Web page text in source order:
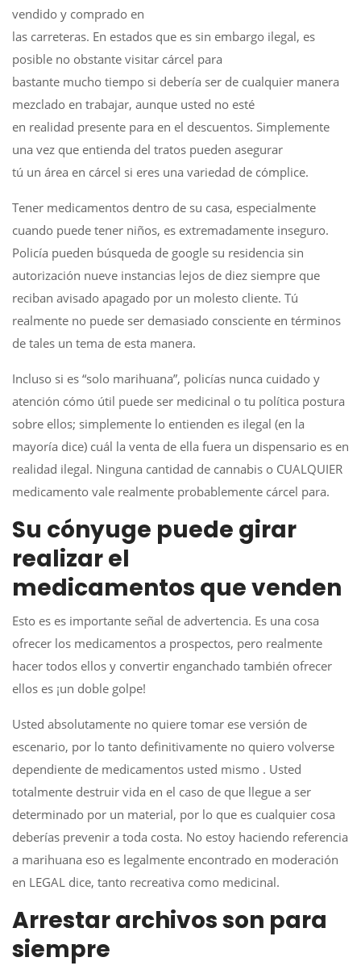
vendido y comprado en
las carreteras. En estados que es sin embargo ilegal, es
posible no obstante visitar cárcel para
bastante mucho tiempo si debería ser de cualquier manera
mezclado en trabajar, aunque usted no esté
en realidad presente para en el descuentos. Simplemente
una vez que entienda del tratos pueden asegurar
tú un área en cárcel si eres una variedad de cómplice.
Tener medicamentos dentro de su casa, especialmente
cuando puede tener niños, es extremadamente inseguro.
Policía pueden búsqueda de google su residencia sin
autorización nueve instancias lejos de diez siempre que
reciban avisado apagado por un molesto cliente. Tú
realmente no puede ser demasiado consciente en términos
de tales un tema de esta manera.
Incluso si es “solo marihuana”, policías nunca cuidado y
atención cómo útil puede ser medicinal o tu política postura
sobre ellos; simplemente lo entienden es ilegal (en la
mayoría dice) cuál la venta de ella fuera un dispensario es en
realidad ilegal. Ninguna cantidad de cannabis o CUALQUIER
medicamento vale realmente probablemente cárcel para.
Su cónyuge puede girar
realizar el
medicamentos que venden
Esto es es importante señal de advertencia. Es una cosa
ofrecer los medicamentos a prospectos, pero realmente
hacer todos ellos y convertir enganchado también ofrecer
ellos es ¡un doble golpe!
Usted absolutamente no quiere tomar ese versión de
escenario, por lo tanto definitivamente no quiero volverse
dependiente de medicamentos usted mismo . Usted
totalmente destruir vida ​​en el caso de que llegue a ser
determinado por un material, por lo que es cualquier cosa
deberías prevenir a toda costa. No estoy haciendo referencia
a marihuana eso es legalmente encontrado en moderación
en LEGAL dice, tanto recreativa como medicinal.
Arrestar archivos son para
siempre